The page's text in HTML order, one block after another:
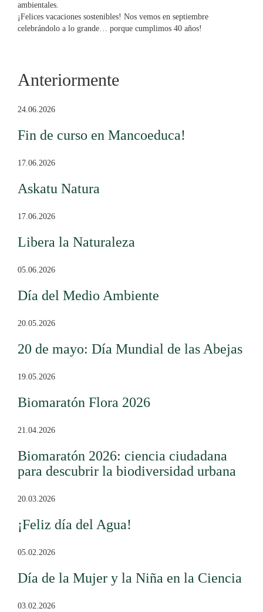
ambientales.
¡Felices vacaciones sostenibles! Nos vemos en septiembre
celebrándolo a lo grande… porque cumplimos 40 años!
Anteriormente
24.06.2026
Fin de curso en Mancoeduca!
17.06.2026
Askatu Natura
17.06.2026
Libera la Naturaleza
05.06.2026
Día del Medio Ambiente
20.05.2026
20 de mayo: Día Mundial de las Abejas
19.05.2026
Biomaratón Flora 2026
21.04.2026
Biomaratón 2026: ciencia ciudadana
para descubrir la biodiversidad urbana
20.03.2026
¡Feliz día del Agua!
05.02.2026
Día de la Mujer y la Niña en la Ciencia
03.02.2026